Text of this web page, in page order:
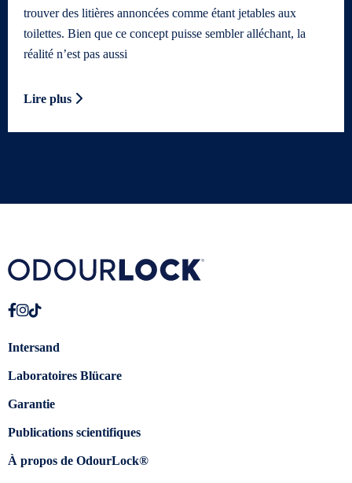
trouver des litières annoncées comme étant jetables aux
toilettes. Bien que ce concept puisse sembler alléchant, la
réalité n’est pas aussi
Lire plus
Intersand
Laboratoires Blücare
Garantie
Publications scientifiques
À propos de OdourLock®